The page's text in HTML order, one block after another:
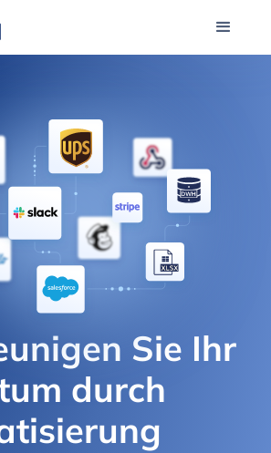
Sie Ihr
durch